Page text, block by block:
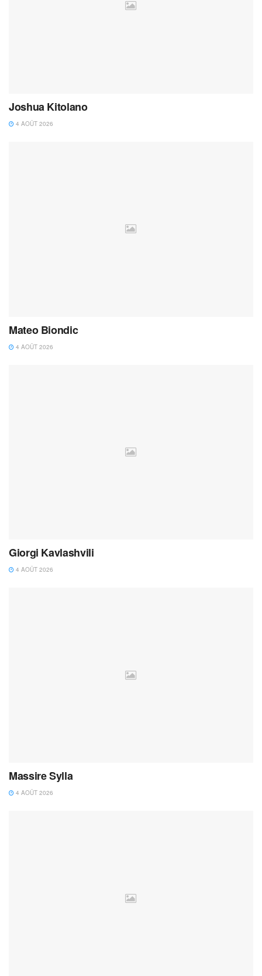
Joshua Kitolano
4 AOÛT 2026
Mateo Biondic
4 AOÛT 2026
Giorgi Kavlashvili
4 AOÛT 2026
Massire Sylla
4 AOÛT 2026